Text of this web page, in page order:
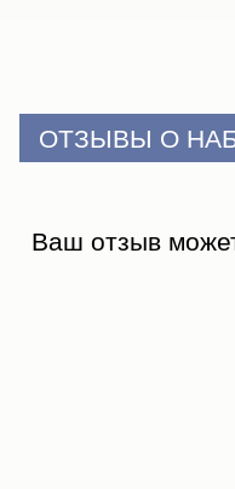
ОТЗЫВЫ О
Ваш отзыв